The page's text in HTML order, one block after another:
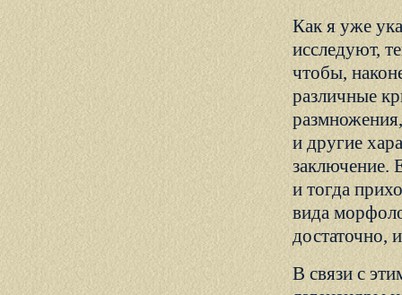
Как я уже
исследуют,
чтобы,
различные
и другие
заключение.
и тогда
вида
достаточно,
В связи с